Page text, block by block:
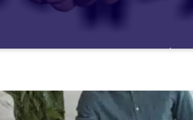
DE CAPITAL